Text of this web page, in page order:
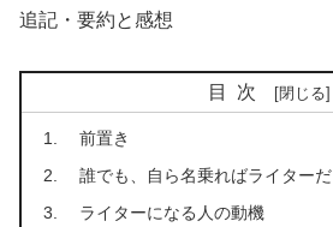
追記・要約と感想
目次
前置き
誰でも、自ら名乗ればライターだ
ライターになる人の動機